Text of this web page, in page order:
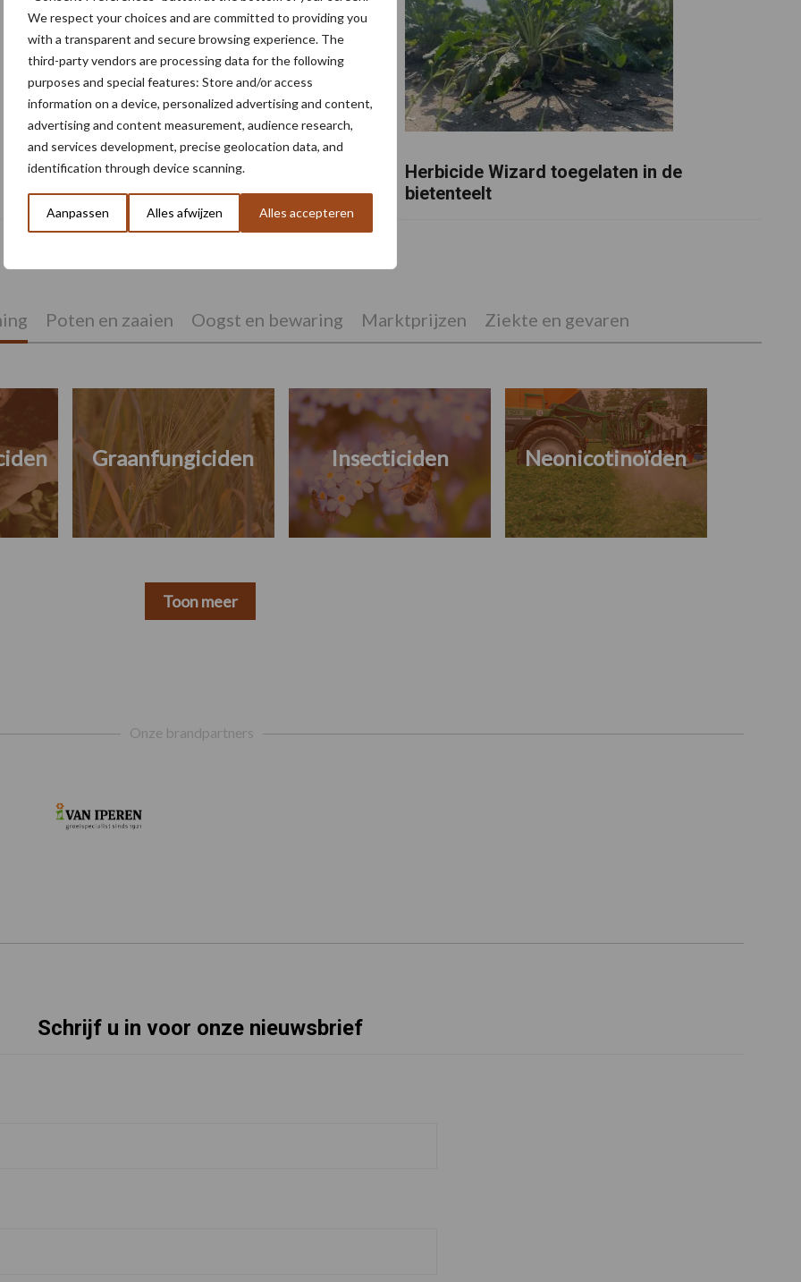
We respect your choices and are committed to providing you
with a transparent and secure browsing experience. The
third-party vendors are processing data for the following
purposes and special features: Store and/or access
information on a device, personalized advertising and content,
advertising and content measurement, audience research,
and services development, precise geolocation data, and
identification through device scanning.
Aanpassen Alles afwijzen Alles accepteren
Ctgb wijst verlenging van toelating voor
kiemremmingsmiddel Talent af
Herbicide Wizard toegelaten in de
bietenteelt
Poten en zaaien Oogst en bewaring Marktprijzen Ziekte en gevaren
Graanfungiciden Insecticiden Neonicotinoïden
Toon meer
Onze brandpartners
Schrijf u in voor onze nieuwsbrief